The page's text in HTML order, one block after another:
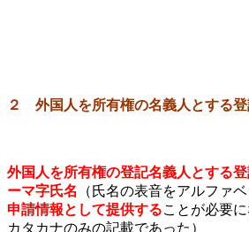
２ 外国人を所有権の名義人とする
外国人を所有権の登記名義人とする
ーマ字氏名
（氏名の表音をアルファ
申請情報として提供することが必要
カタカナのみの記載であった）